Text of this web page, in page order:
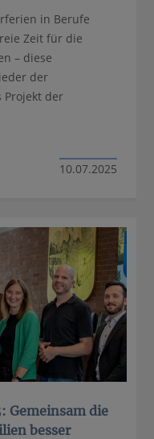
in Berufe
Zeit für die
– diese
der
Projekt der
10.07.2025
Gemeinsam die
besser